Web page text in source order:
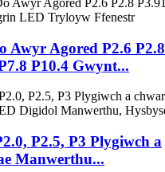
Awyr Agored P2.6 P2.8
P10.4 Gwynt...
P2.5, P3 Plygiwch a
Manwerthu...